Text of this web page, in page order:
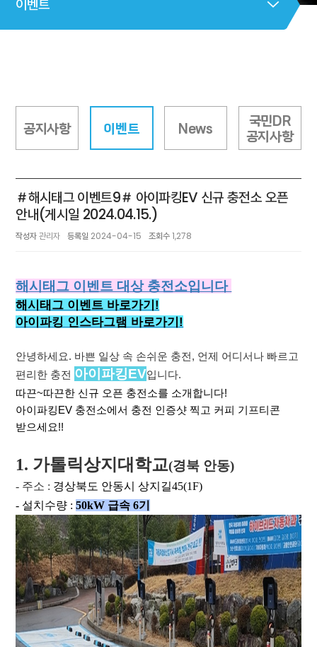
이벤트
공지사항 이벤트 News
국민DR
공지사항
＃해시태그 이벤트9＃ 아이파킹EV 신규 충전소 오픈
안내(게시일 2024.04.15.)
작성자관리자 등록일 2024-04-15 조회수1,278
해시태그 이벤트 대상 충전소입니다
해시태그 이벤트 바로가기!
아이파킹 인스타그램 바로가기!
안녕하세요. 바쁜 일상 속 손쉬운 충전, 언제 어디서나 빠르고
편리한 충전 아이파킹EV입니다.
따끈~따끈한 신규 오픈 충전소를 소개합니다!
아이파킹EV 충전소에서 충전 인증샷 찍고 커피 기프티콘
받으세요!!
1. 가톨릭상지대학교(경북 안동)
- 주소 : 경상북도 안동시 상지길45(1F)
- 설치수량 :50kW 급속 6기